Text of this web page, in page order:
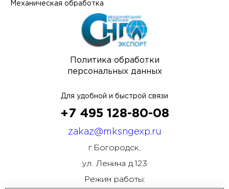
Политика обработки
персональных данных
Механическая обработка
Для удобной и быстрой связи
+7 495 128-80-08
zakaz@mksngexp.ru
г.Богородск,
ул. Ленина д.123
Режим работы: